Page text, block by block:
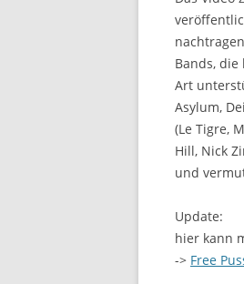
Bands,
Art
Asylum,
(Le Tigre,
Hill, Nick
und
Update:
hier kann
-> Free